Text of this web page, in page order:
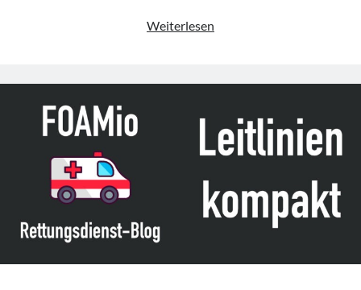
Weiterlesen
endocrine
Management
of
coma“
der